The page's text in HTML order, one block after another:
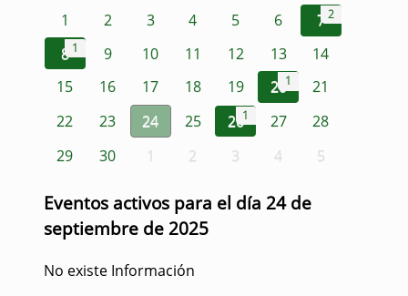
1 2 3 4 5 6 72
8 1 9 10 11 12 13
14
15
16 17 18 19 201
21
22
23 24 25 261 27
28
29
30 1 2 3 4 5
Eventos activos para el día 24 de
septiembre de 2025
No existe Información